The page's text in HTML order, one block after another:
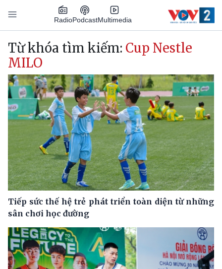
Nhảy đến nội dung
RadioPodcastMultimedia
Main navigation
Từ khóa tìm kiếm: Cup Nestle
MILO
Tiếp sức thế hệ trẻ phát triển toàn diện từ những
sân chơi học đường